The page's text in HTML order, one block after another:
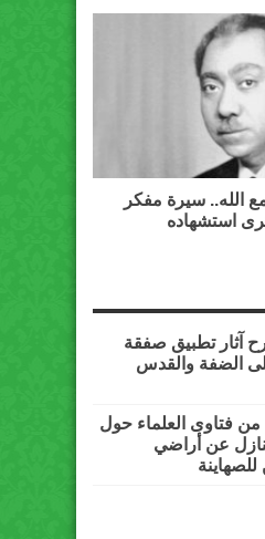
الله.. سيرة مفكر
استشهاده
آثار تطبيق صفقة
الضفة والقدس
فتاوى العلماء حول
عن أراضي